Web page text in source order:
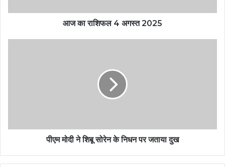
आज का राशिफल 4 अगस्त 2025
पीएम मोदी ने शिबू सोरेन के निधन पर जताया दुख